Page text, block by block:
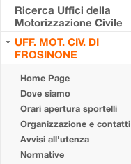
Ricerca Uffici della
Motorizzazione Civile
UFF. MOT. CIV. DI
FROSINONE
Home Page
Dove siamo
Orari apertura sportelli
Organizzazione e contatti
Avvisi all'utenza
Normative